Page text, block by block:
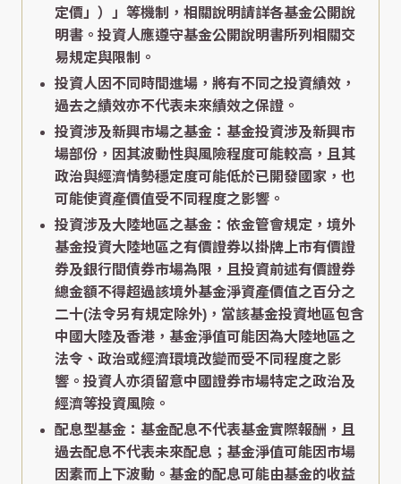
定價」）」等機制，相關說明請詳各基金公開說
明書。投資人應遵守基金公開說明書所列相關交
易規定與限制。
投資人因不同時間進場，將有不同之投資績效，
過去之績效亦不代表未來績效之保證。
投資涉及新興市場之基金：基金投資涉及新興市
場部份，因其波動性與風險程度可能較高，且其
政治與經濟情勢穩定度可能低於已開發國家，也
可能使資產價值受不同程度之影響。
投資涉及大陸地區之基金：依金管會規定，境外
基金投資大陸地區之有價證券以掛牌上市有價證
券及銀行間債券市場為限，且投資前述有價證券
總金額不得超過該境外基金淨資產價值之百分之
二十(法令另有規定除外)，當該基金投資地區包含
中國大陸及香港，基金淨值可能因為大陸地區之
法令、政治或經濟環境改變而受不同程度之影
響。投資人亦須留意中國證券市場特定之政治及
經濟等投資風險。
配息型基金：基金配息不代表基金實際報酬，且
過去配息不代表未來配息；基金淨值可能因市場
因素而上下波動。基金的配息可能由基金的收益